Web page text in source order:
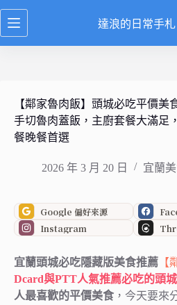
跳
至
達浪的日常手札
【鄰家魯肉飯】頭城必吃平價美
手切魯肉蓋飯，主廚套餐大滿足
餐晚餐首選
2026 年 3 月 20 日 宜蘭
Google 偏好來源
Instagram
宜蘭頭城必吃隱藏版美食推薦 【
Dcard與PTT人氣推薦必吃的頭
人最喜歡的平價美食 ，今天要來